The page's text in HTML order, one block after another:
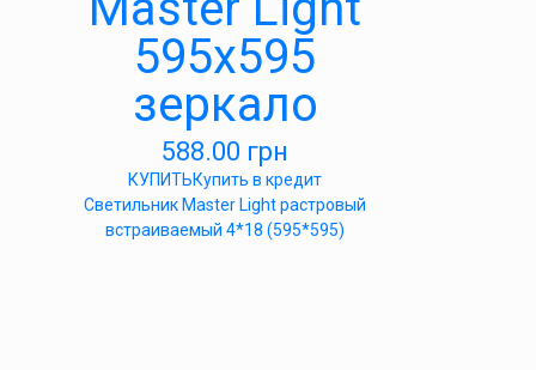
595х595
зеркало
588.00 грн
КУПИТЬКупить в кредит
Светильник Master Light растровый
встраиваемый 4*18 (595*595)